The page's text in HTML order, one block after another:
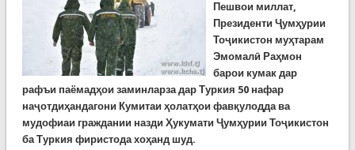
Пешвои миллат,
Президенти Ҷумҳурии
Тоҷикистон муҳтарам
Эмомалӣ Раҳмон
барои кумак дар
рафъи паёмадҳои заминларза дар Туркия 50 нафар
наҷотдиҳандагони Кумитаи ҳолатҳои фавқулодда ва
мудофиаи граждании назди Ҳукумати Ҷумҳурии Тоҷикистон
ба Туркия фиристода хоҳанд шуд.